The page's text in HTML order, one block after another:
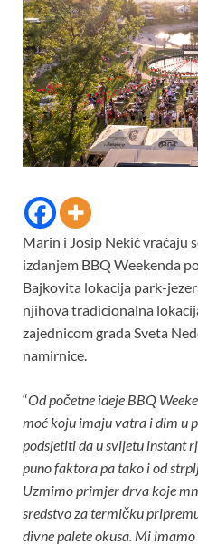
Marin i Josip Nekić vraćaju
izdanjem BBQ Weekenda
Bajkovita lokacija park-
njihova tradicionalna
zajednicom grada Sveta
namirnice.
“Od početne ideje BBQ
moć koju imaju vatra i dim u
podsjetiti da u svijetu instant
puno faktora pa tako i od
Uzmimo primjer drva koje
sredstvo za termičku
divne palete okusa. Mi